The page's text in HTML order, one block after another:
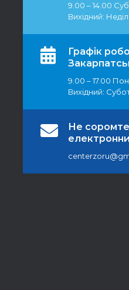
9.00 – 14.00
Вихідний:
Графік
9.00 – 17.00
Вихідний:
Не